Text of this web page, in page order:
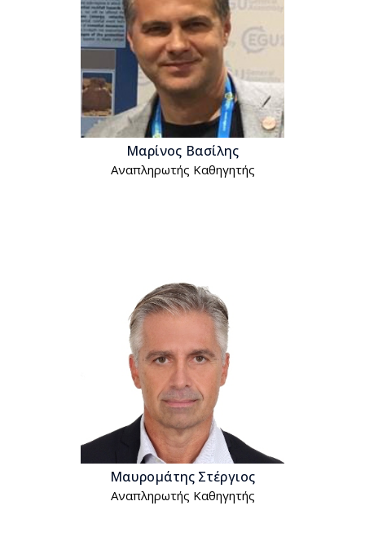
Μαρίνος Βασίλης
Αναπληρωτής Kαθηγητής
Μαυρομάτης Στέργιος
Αναπληρωτής Kαθηγητής